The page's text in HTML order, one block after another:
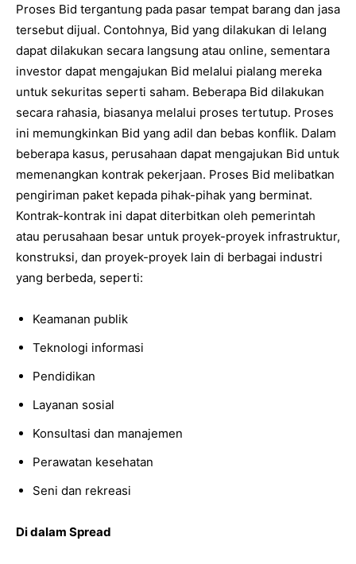
Proses Bid tergantung pada pasar tempat barang dan jasa
tersebut dijual. Contohnya, Bid yang dilakukan di lelang
dapat dilakukan secara langsung atau online, sementara
investor dapat mengajukan Bid melalui pialang mereka
untuk sekuritas seperti saham. Beberapa Bid dilakukan
secara rahasia, biasanya melalui proses tertutup. Proses
ini memungkinkan Bid yang adil dan bebas konflik. Dalam
beberapa kasus, perusahaan dapat mengajukan Bid untuk
memenangkan kontrak pekerjaan. Proses Bid melibatkan
pengiriman paket kepada pihak-pihak yang berminat.
Kontrak-kontrak ini dapat diterbitkan oleh pemerintah
atau perusahaan besar untuk proyek-proyek infrastruktur,
konstruksi, dan proyek-proyek lain di berbagai industri
yang berbeda, seperti:
Keamanan publik
Teknologi informasi
Pendidikan
Layanan sosial
Konsultasi dan manajemen
Perawatan kesehatan
Seni dan rekreasi
Di dalam Spread